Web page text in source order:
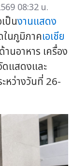
08:32 น.
ป็นงานแสดง
นภูมิภาคเอเชีย
ด้านอาหาร เครื่อง
ดแสดงและ
ะหว่างวันที่ 26-